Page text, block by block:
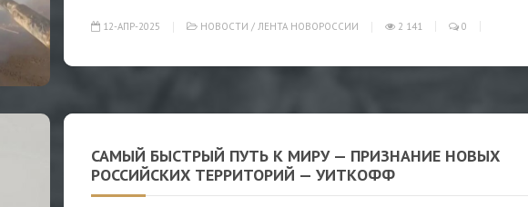
12-АПР-2025 НОВОСТИ / ЛЕНТА НОВОРОССИИ 2 141 0
САМЫЙ БЫСТРЫЙ ПУТЬ К МИРУ — ПРИЗНАНИЕ НОВЫХ
РОССИЙСКИХ ТЕРРИТОРИЙ — УИТКОФФ